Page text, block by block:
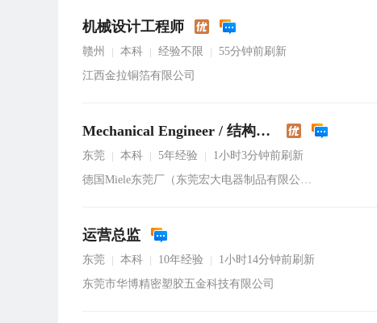
机械设计工程师
赣州 本科 经验不限
55分钟前刷新
江西金拉铜箔有限公司
Mechanical Engineer / 结构工程师
东莞 本科 5年经验
1小时3分钟前刷新
德国Miele东莞厂（东莞宏大电器制品有限公司）
运营总监
东莞 本科 10年经验
1小时14分钟前刷新
东莞市华博精密塑胶五金科技有限公司